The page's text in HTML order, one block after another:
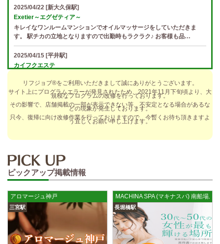
2025/04/22 [新大久保駅]
Exetier～エグゼティア～
キレイなワンルームマンションでオイルマッサージをしていただきま
す。 駅チカの立地となりますので出勤時もラクラク♪ お客様も品…
2025/04/15 [平井駅]
カイフクエステ
り♪ 日給5万円以上可！人によっては10万円も★ 全額日払い＆…
2025/04/14
[小倉駅]
The Ritz cache (ザ リッツ カシェ)
歩合率・RANK昇格制度 給与保証・アリバイ対策・送迎など、 快適なお
sirena (シレーナ) 春日井ルーム
制服あり、ノルマ、罰金なし 高額報酬が稼げるだけでなく、高待遇や手
厚い福利厚生を完備しております！ぜひご活用ください♪ 指名…
2025/04/12[伏見駅]
sirena (シレーナ) 錦ルーム
制服あり、ノルマ、罰金なし 高額報酬が稼げるだけでなく、高待遇や手
厚い福利厚生を完備しております！ぜひご活用ください♪ 指名…
リフジョブ®をご利用いただきまして誠にありがとうございます。
サイト上にプログラムエラーが発見されたため、2021年11月下旬頃より、大
規模なプログラムの改修を行っております。
その影響で、店舗掲載の一部が表示できない等、不安定となる場合があるな
どの現象が発生しております。
只今、復帰に向け改修作業を行っておりますので、今暫くお待ち頂きますよ
う宜しくお願い申し上げます。
ピックアップ掲載情報
アロマージュ神戸
三宮駅
MACHINA SPA (マキナスパ) 南船場ル
長堀橋駅